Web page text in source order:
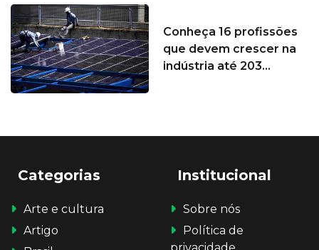
Conheça 16 profissões
que devem crescer na
indústria até 203...
Categorias
Arte e cultura
Artigo
Institucional
Sobre nós
Política de